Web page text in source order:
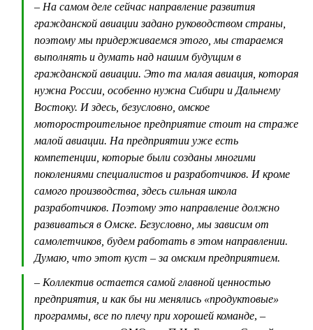
– На самом деле сейчас направление развития
гражданской авиации задано руководством страны,
поэтому мы придерживаемся этого, мы стараемся
выполнять и думать над нашим будущим в
гражданской авиации. Это та малая авиация, которая
нужна России, особенно нужна Сибири и Дальнему
Востоку. И здесь, безусловно, омское
моторостроительное предприятие стоит на страже
малой авиации. На предприятии уже есть
компетенции, которые были созданы многими
поколениями специалистов и разработчиков. И кроме
самого производства, здесь сильная школа
разработчиков. Поэтому это направление должно
развиваться в Омске. Безусловно, мы зависим от
самолетчиков, будем работать в этом направлении.
Думаю, что этот куст – за омским предприятием.
– Коллектив остается самой главной ценностью
предприятия, и как бы ни менялись «продуктовые»
программы, все по плечу при хорошей команде, –